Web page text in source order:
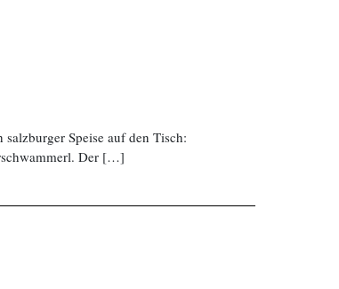
Speise auf den Tisch:
Der […]